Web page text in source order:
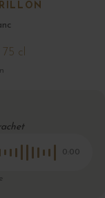
cl
0:00